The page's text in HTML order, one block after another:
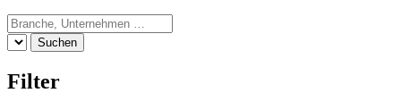
Suchen
Filter